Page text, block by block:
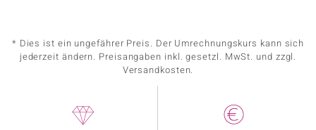
* Dies ist ein ungefährer Preis. Der Umrechnungskurs kann sich
jederzeit ändern. Preisangaben inkl. gesetzl. MwSt. und zzgl.
Versandkosten.